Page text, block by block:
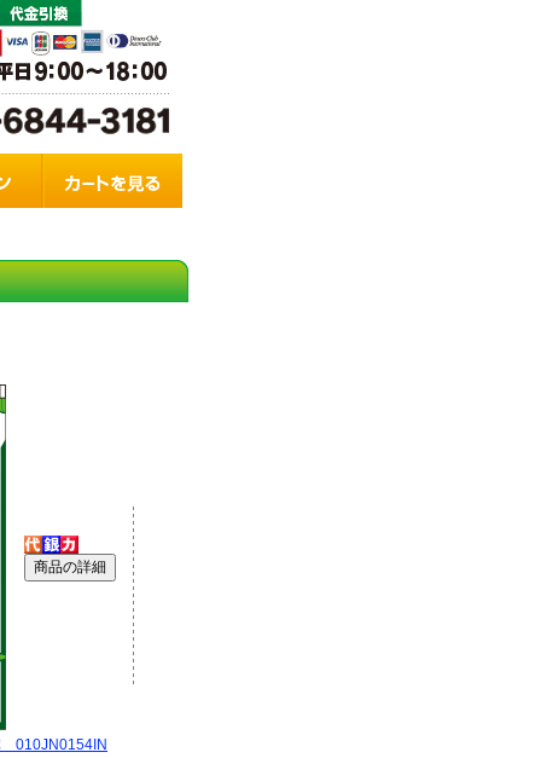
010JN0154IN